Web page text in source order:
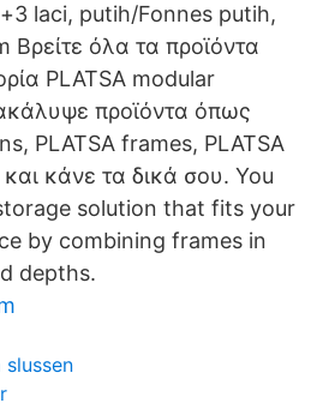
laci, putih/Fonnes putih,
όλα τα προϊόντα
PLATSA modular
προϊόντα όπως
PLATSA frames, PLATSA
κάνε τα δικά σου. You
solution that fits your
by combining frames in
depths.